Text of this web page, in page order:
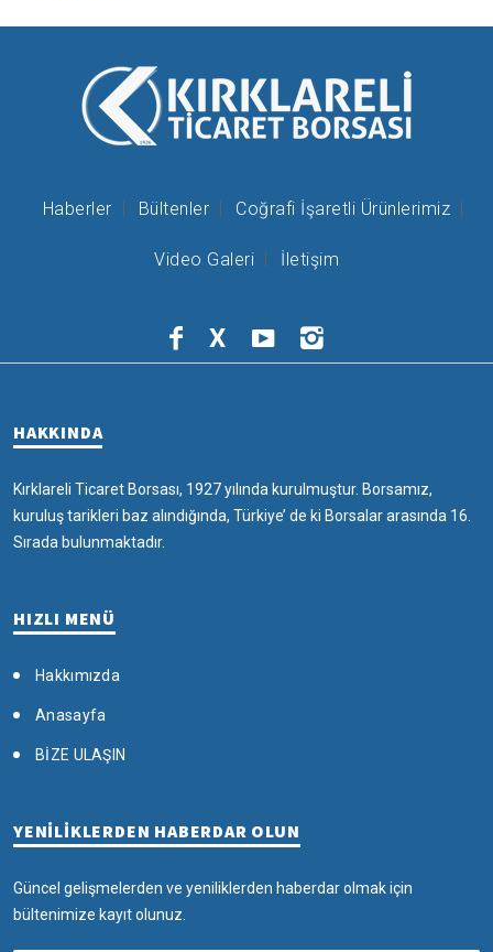
Haberler Bültenler Coğrafi İşaretli Ürünlerimiz
Video Galeri İletişim
X
HAKKINDA
Kırklareli Ticaret Borsası, 1927 yılında kurulmuştur. Borsamız,
kuruluş tarikleri baz alındığında, Türkiye’ de ki Borsalar arasında 16.
Sırada bulunmaktadır.
HIZLI MENÜ
Hakkımızda
Anasayfa
BİZE ULAŞIN
YENİLİKLERDEN HABERDAR OLUN
Güncel gelişmelerden ve yeniliklerden haberdar olmak için
bültenimize kayıt olunuz.